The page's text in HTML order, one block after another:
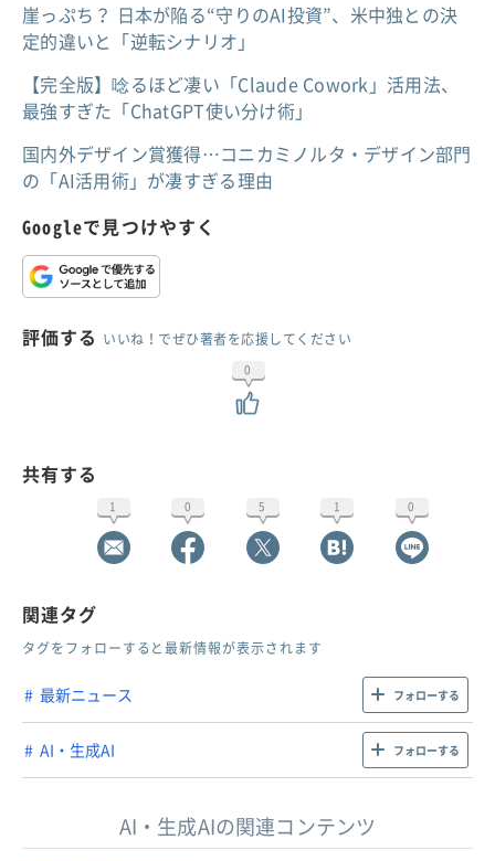
崖っぷち？ 日本が陥る“守りのAI投資”、米中独との決
定的違いと「逆転シナリオ」
【完全版】唸るほど凄い「Claude Cowork」活用法、
最強すぎた「ChatGPT使い分け術」
国内外デザイン賞獲得…コニカミノルタ・デザイン部門
の「AI活用術」が凄すぎる理由
Googleで見つけやすく
評価する いいね！でぜひ著者を応援してください
0
共有する
1 0 5 1 0
関連タグ
タグをフォローすると最新情報が表示されます
最新ニュース フォローする
AI・生成AI フォローする
AI・生成AIの関連コンテンツ